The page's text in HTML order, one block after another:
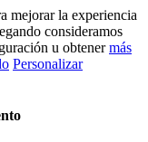
mejorar la experiencia
consideramos
u obtenermás
Personalizar